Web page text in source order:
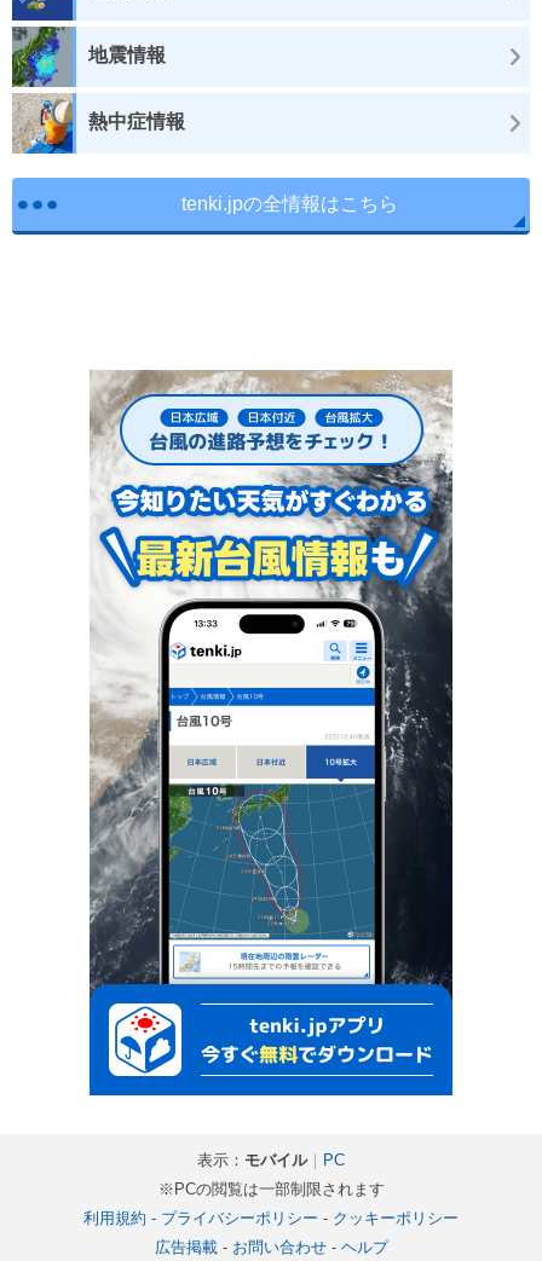
地震情報
熱中症情報
tenki.jpの全情報はこちら
表示： モバイル｜ PC
※PCの閲覧は一部制限されます
利用規約 - プライバシーポリシー - クッキーポリシー
広告掲載- お問い合わせ- ヘルプ